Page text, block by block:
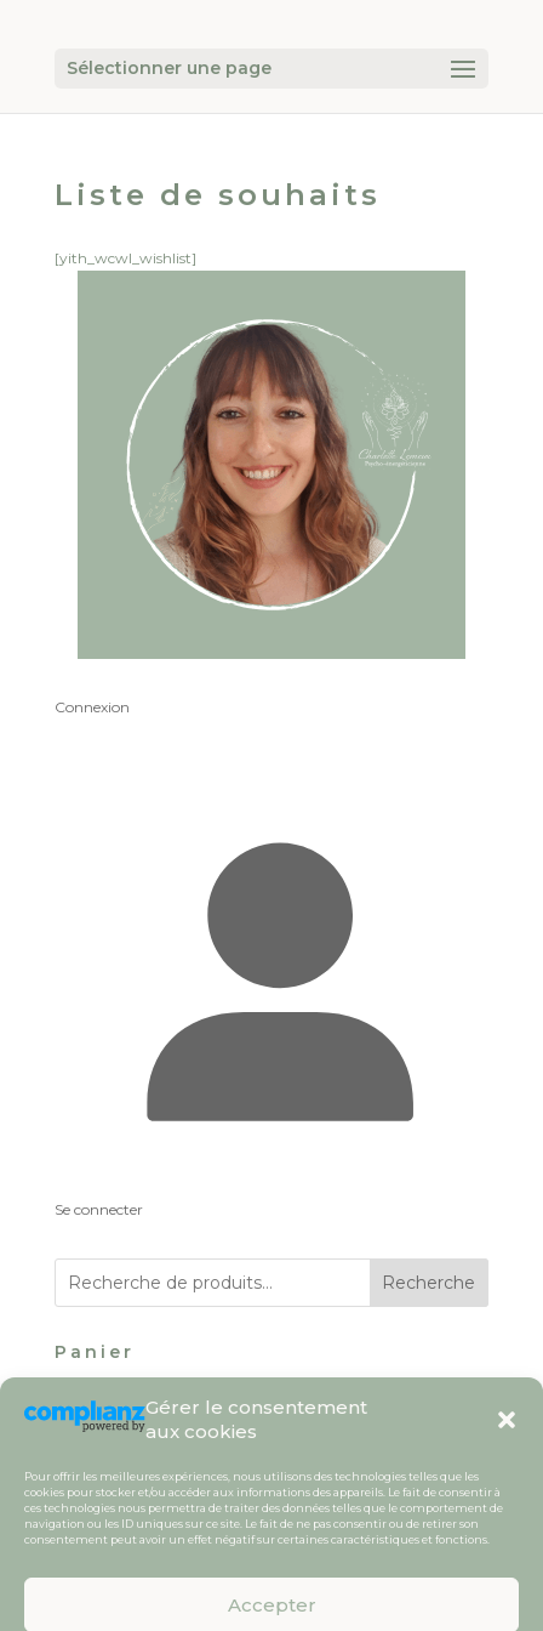
Gérer le consentement
aux cookies
Pour offrir les meilleures expériences, nous utilisons des technologies telles que les
cookies pour stocker et/ou accéder aux informations des appareils. Le fait de consentir à
ces technologies nous permettra de traiter des données telles que le comportement de
navigation ou les ID uniques sur ce site. Le fait de ne pas consentir ou de retirer son
consentement peut avoir un effet négatif sur certaines caractéristiques et fonctions.
Accepter
Sélectionner une page
Liste de souhaits
[yith_wcwl_wishlist]
Connexion
Se connecter
Recherche
Panier
Copyright©charlotte-psychoenergeticienne.fr
2026 / Tous droits réservés /CGV/Mentions
Politique de cookies (UE) | Charlotte